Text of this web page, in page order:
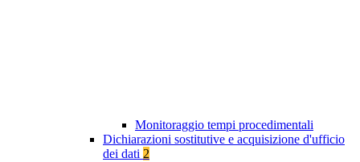
Monitoraggio tempi procedimentali
Dichiarazioni sostitutive e acquisizione d'ufficio
dei dati 2